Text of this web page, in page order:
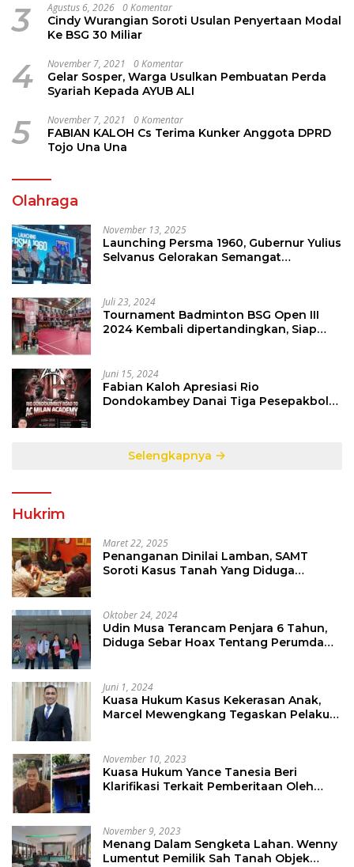
3 Agustus 6, 2026 0 Komentar
Cindy Wurangian Soroti Usulan Penyertaan Modal
Ke BSG 30 Miliar
4 November 7, 2021 0 Komentar
Gelar Sosper, Warga Usulkan Pembuatan Perda
Syariah Kepada AYUB ALI
5 November 7, 2021 0 Komentar
FABIAN KALOH Cs Terima Kunker Anggota DPRD
Tojo Una Una
Olahraga
November 13, 2025
Launching Persma 1960, Gubernur Yulius
Selvanus Gelorakan Semangat
Juli 23, 2024
Tournament Badminton BSG Open III
2024 Kembali dipertandingkan, Siap
Juni 15, 2024
Fabian Kaloh Apresiasi Rio
Dondokambey Danai Tiga Pesepakbola
Selengkapnya
Hukrim
Maret 22, 2025
Penanganan Dinilai Lamban, SAMT
Soroti Kasus Tanah Yang Diduga
Oktober 24, 2024
Udin Musa Terancam Penjara 6 Tahun,
Diduga Sebar Hoax Tentang Perumda
Juni 1, 2024
Kuasa Hukum Kasus Kekerasan Anak,
Marcel Mewengkang Tegaskan Pelaku
November 10, 2023
Kuasa Hukum Yance Tanesia Beri
Klarifikasi Terkait Pemberitaan Oleh
November 9, 2023
Menang Dalam Sengketa Lahan. Wenny
Lumentut Pemilik Sah Tanah Objek